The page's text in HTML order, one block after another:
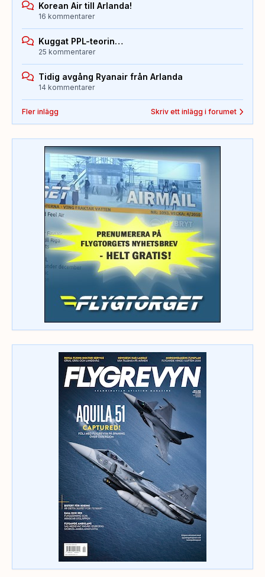
Korean Air till Arlanda!
16 kommentarer
Kuggat PPL-teorin…
25 kommentarer
Tidig avgång Ryanair från Arlanda
14 kommentarer
Fler inlägg Skriv ett inlägg i forumet